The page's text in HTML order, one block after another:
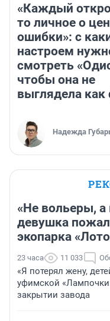
«Каждый
то личное о
ошибки»: с
настроем
смотреть
чтобы она не
выглядела как
Надежда
«Не вольеры,
девушка
экопарка
23 часа 11 033
«Я потерял жену,
уфимской
закрытии завода